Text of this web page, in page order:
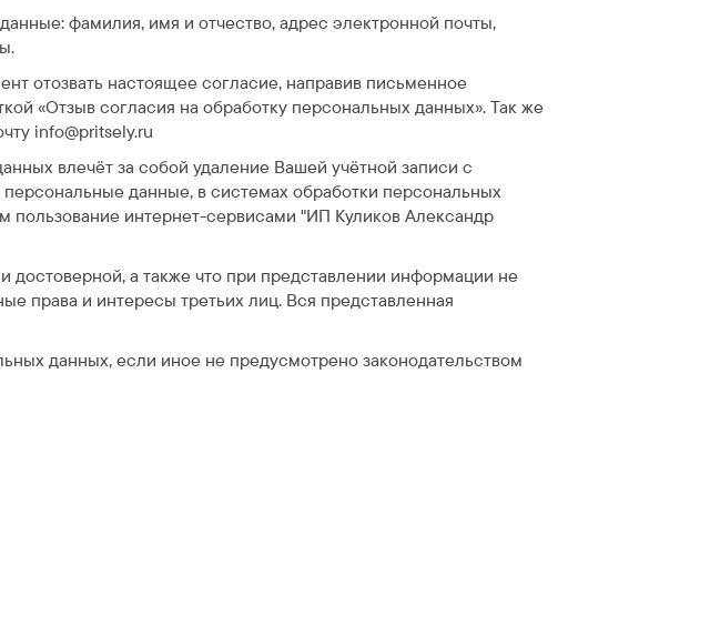
фамилия, имя и отчество, адрес электронной почты,
отозвать настоящее согласие, направив письменное
«Отзыв согласия на обработку персональных данных». Так же
info@pritsely.ru
влечёт за собой удаление Вашей учётной записи с
данные, в системах обработки персональных
интернет-сервисами "ИП Куликов Александр
достоверной, а также что при представлении информации не
права и интересы третьих лиц. Вся представленная
данных, если иное не предусмотрено законодательством